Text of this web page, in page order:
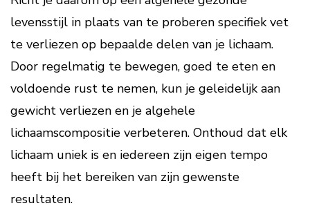
levensstijl in plaats van te proberen specifiek vet
te verliezen op bepaalde delen van je lichaam.
Door regelmatig te bewegen, goed te eten en
voldoende rust te nemen, kun je geleidelijk aan
gewicht verliezen en je algehele
lichaamscompositie verbeteren. Onthoud dat elk
lichaam uniek is en iedereen zijn eigen tempo
heeft bij het bereiken van zijn gewenste
resultaten.